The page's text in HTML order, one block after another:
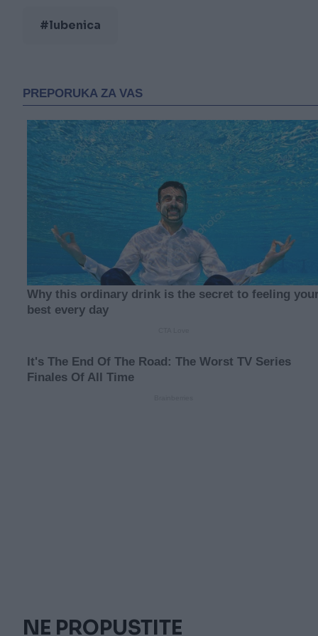
#lubenica
NE PROPUSTITE